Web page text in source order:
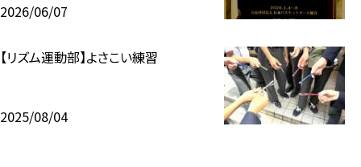
2026/06/07
【リズム運動部】よさこい練習
2025/08/04